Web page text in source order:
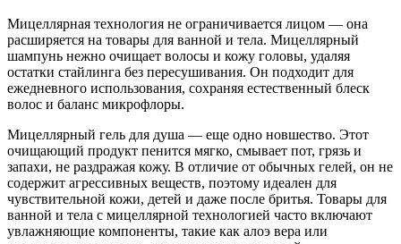
Мицеллярная технология не ограничивается лицом — она
расширяется на товары для ванной и тела. Мицеллярный
шампунь нежно очищает волосы и кожу головы, удаляя
остатки стайлинга без пересушивания. Он подходит для
ежедневного использования, сохраняя естественный блеск
волос и баланс микрофлоры.
Мицеллярный гель для душа — еще одно новшество. Этот
очищающий продукт пенится мягко, смывает пот, грязь и
запахи, не раздражая кожу. В отличие от обычных гелей, он не
содержит агрессивных веществ, поэтому идеален для
чувствительной кожи, детей и даже после бритья. Товары для
ванной и тела с мицеллярной технологией часто включают
увлажняющие компоненты, такие как алоэ вера или